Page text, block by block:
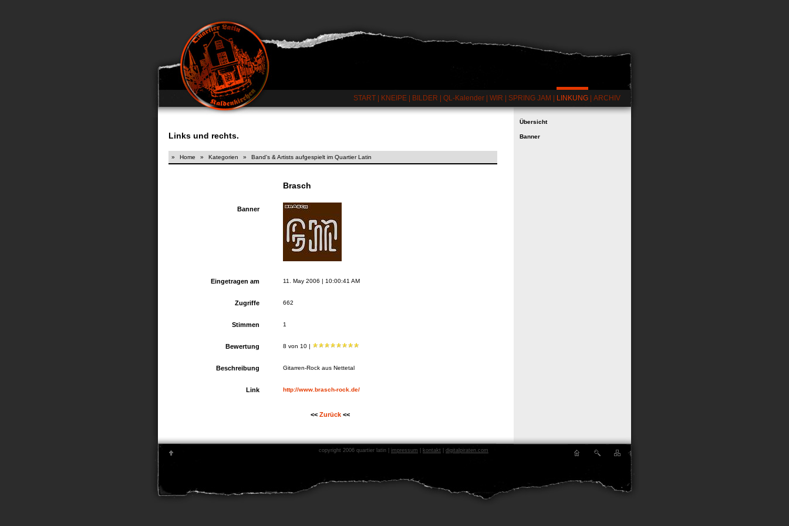
START KNEIPE BILDER QL-Kalender WIR SPRING JAM LINKUNG ARCHIV
Links und rechts.
» Home » Kategorien » Band's & Artists aufgespielt im Quartier Latin
Brasch
Banner
Eingetragen am 11. May 2006 | 10:00:41 AM
Zugriffe 662
Stimmen 1
Bewertung 8 von 10 |
Beschreibung Gitarren-Rock aus Nettetal
Link http://www.brasch-rock.de/
<< Zurück<<
Übersicht
Banner
copyright 2006 quartier latin | impressum kontakt digitalpiraten.com